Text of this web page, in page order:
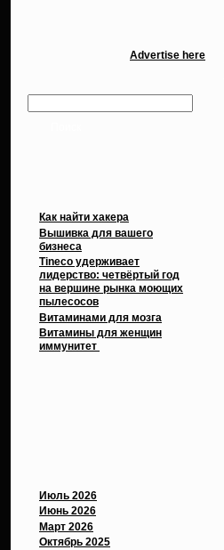
Advertise here
Как найти хакера
Вышивка для вашего
бизнеса
Tineco удерживает
лидерство: четвёртый год
на вершине рынка моющих
пылесосов
Витаминами для мозга
Витамины для женщин
иммунитет
Июль 2026
Июнь 2026
Март 2026
Октябрь 2025